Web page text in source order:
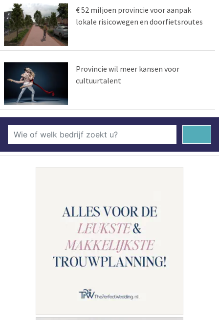
€ 52 miljoen provincie voor aanpak
lokale risicowegen en doorfietsroutes
Provincie wil meer kansen voor
cultuurtalent